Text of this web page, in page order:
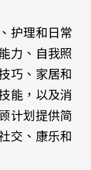
护理和日常
力、自我照
巧、家居和
能，以及消
计划提供简
交、康乐和